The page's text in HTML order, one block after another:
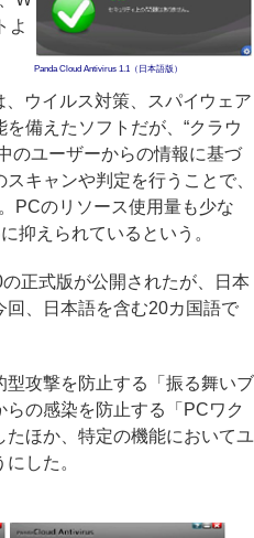
Panda Cloud Antivirus 1.1（日本語版）
よ
ウイルス対策、スパイウェア
備えたソフトだが、“クラウ
のユーザーからの情報に基づ
キャンや判定を行うことで、
PCのリソース使用量も少な
抑えられているという。
正式版が公開されたが、日本
、日本語を含む20カ国語で
攻撃を防止する「振る舞いブ
の感染を防止する「PCワク
ほか、特定の機能においてユ
した。